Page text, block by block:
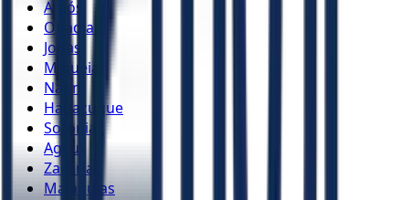
Amós
Obadias
Jonas
Miquéias
Naum
Habacuque
Sofonias
Ageu
Zacarias
Malaquias